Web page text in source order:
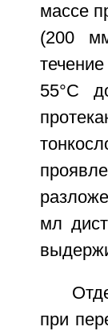
массе
(200
55°C
мл
при